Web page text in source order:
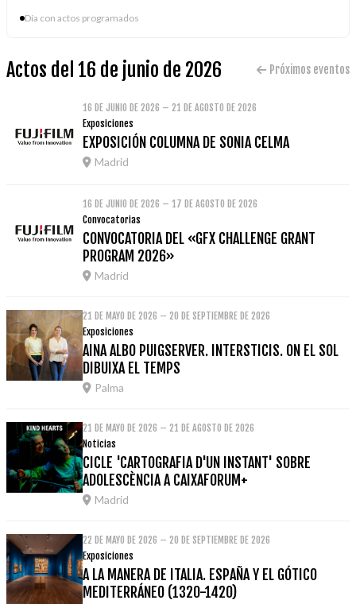
Día con actos programados
Actos del 16 de junio de 2026 Próximos eventos
16 DE JUNIO DE 2026 – 21 DE AGOSTO DE 2026
Exposiciones
EXPOSICIÓN COLUMNA DE SONIA CELMA
Madrid
16 DE JUNIO DE 2026 – 17 DE AGOSTO DE 2026
Convocatorias
CONVOCATORIA DEL «GFX CHALLENGE GRANT
PROGRAM 2026»
Madrid
21 DE MAYO DE 2026 – 20 DE SEPTIEMBRE DE 2026
Exposiciones
AINA ALBO PUIGSERVER. INTERSTICIS. ON EL SOL
DIBUIXA EL TEMPS
Palma
21 DE MAYO DE 2026 – 21 DE AGOSTO DE 2026
Noticias
CICLE 'CARTOGRAFIA D'UN INSTANT' SOBRE
ADOLESCÈNCIA A CAIXAFORUM+
Madrid
22 DE MAYO DE 2026 – 20 DE SEPTIEMBRE DE 2026
Exposiciones
A LA MANERA DE ITALIA. ESPAÑA Y EL GÓTICO
MEDITERRÁNEO (1320-1420)